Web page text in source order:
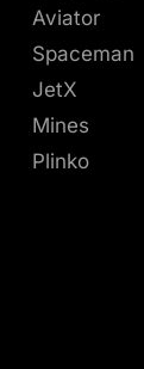
Aviator
Spaceman
JetX
Mines
Plinko